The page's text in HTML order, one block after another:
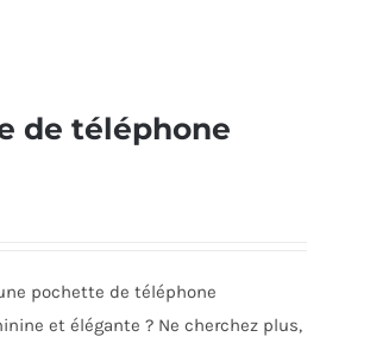
de téléphone
pochette de téléphone
et élégante ? Ne cherchez plus,